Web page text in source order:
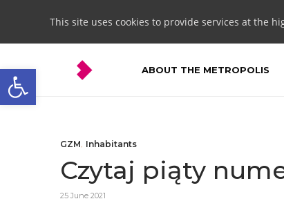
Open toolbar
This site uses cookies to provide services at the
ABOUT THE METROPOLIS
GZM, Inhabitants
Czytaj piąty
25 June 2021